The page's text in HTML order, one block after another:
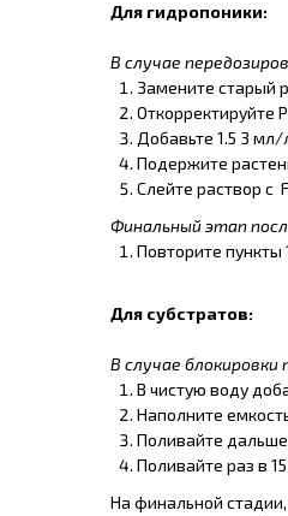
Для гидропоники:
В случае
Замените старый
Откорректируйте
Добавьте 1.5 3 мл/
Подержите
Слейте раствор с
Финальный этап
Повторите пункты
Для субстратов:
В случае
В чистую воду
Наполните
Поливайте
Поливайте раз в
На финальной стадии,